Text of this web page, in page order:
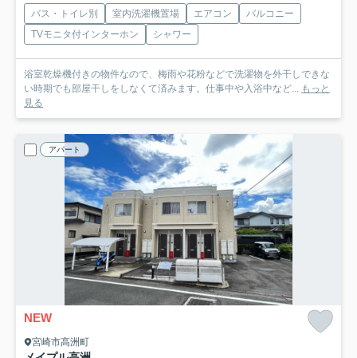
バス・トイレ別 室内洗濯機置場 エアコン
バルコニー
TVモニタ付インターホン
シャワー
浴室乾燥機付きの物件なので、梅雨や花粉などで洗濯物を外干しできな
い時期でも部屋干しをしなくて済みます。仕事中や入浴中など...
もっと
見る
アパート
NEW
宮崎市高洲町